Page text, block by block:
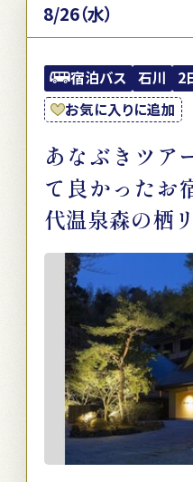
8/26（水）
宿泊バス 石川 2
お気に入りに追加
あなぶきツア
て良かったお
代温泉森の栖